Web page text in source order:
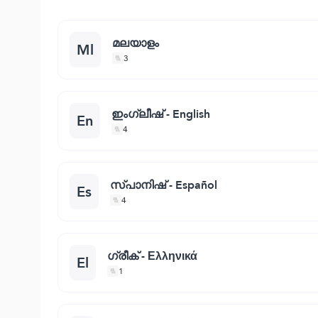
Ml മലയാളം
3
En ഇംഗ്ലീഷ് - English
4
Es സ്പാനിഷ്‌ - Español
4
El ഗ്രീക്‌ - Ελληνικά
1